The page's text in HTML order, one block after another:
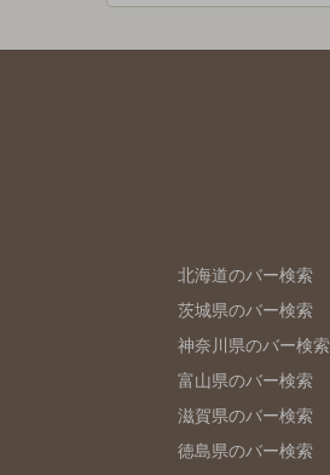
北海道のバー検索
茨城県のバー検索
神奈川県のバー検索
富山県のバー検索
滋賀県のバー検索
徳島県のバー検索